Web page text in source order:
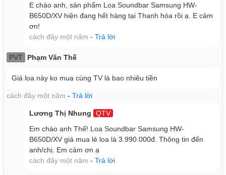
E chào anh, sản phẩm Loa Soundbar Samsung HW-
B650D/XV hiện đang hết hàng tại Thanh hóa rồi ạ. E cảm
ơn!
cách đây một năm - Trả lời
PVT Phạm Văn Thế
Giá loa này ko mua cùng TV là bao nhiêu tiền
cách đây một năm - Trả lời
Lương Thị Nhung
QTV
Em chào anh Thế! Loa Soundbar Samsung HW-
B650D/XV giá mua lẻ loa là 3.990.000đ. Thông tin đến
anh/chị. Em cảm ơn ạ
cách đây một năm - Trả lời